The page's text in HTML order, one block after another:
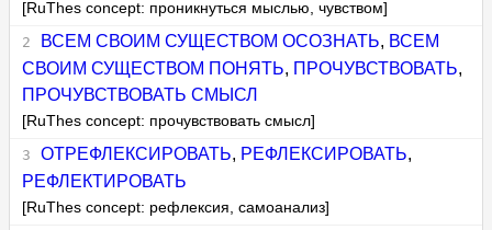
[RuThes concept: проникнуться мыслью, чувством]
ВСЕМ СВОИМ СУЩЕСТВОМ ОСОЗНАТЬ, ВСЕМ
СВОИМ СУЩЕСТВОМ ПОНЯТЬ, ПРОЧУВСТВОВАТЬ,
ПРОЧУВСТВОВАТЬ СМЫСЛ
[RuThes concept: прочувствовать смысл]
ОТРЕФЛЕКСИРОВАТЬ, РЕФЛЕКСИРОВАТЬ,
РЕФЛЕКТИРОВАТЬ
[RuThes concept: рефлексия, самоанализ]